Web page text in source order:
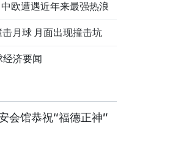
欧遭遇近年来最强热浪
月球 月面出现撞击坑
济要闻
会馆恭祝“福德正神”